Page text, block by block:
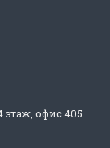
этаж, офис 405